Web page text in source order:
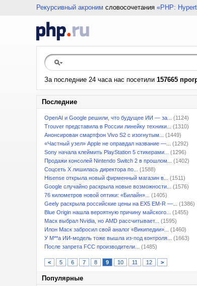
Рекурсивный акроним словосочетания «PHP:
За последние 24 часа нас посетили 157665
Последние
OpenAI и Google решили, что будущее ИИ — за...
(1124)
Trouver представила в России линейку техники...
(1310)
Анонсирован смартфон Vivo S2 с изогнутым...
(1449)
«Частный узел» Apple не оправдал название —...
(1292)
Sony начала клеймить PlayStation 5 стикерами...
(1296)
Продажи консолей Nintendo Switch 2 в прошлом...
(1402)
Соцсеть X лишилась директора по...
(1588)
Hisense открыла новый фирменный магазин в...
(1511)
Google случайно раскрыла новые возможности...
(1576)
76 километров новой оптики: «Билайн»...
(1405)
Geely раскрыла российские цены на EX5 EM-R —...
(1386)
Blue Origin нашла вероятную причину майского...
(1455)
Маск выбрал Nvidia, но AMD рассчитывает...
(1595)
Илон Маск забросил свой аналог «Википедии»...
(1460)
У M**a ИИ-модель тоже вышла из-под контроля...
(1663)
После запрета FCC производители...
(1485)
< 5 6 7 8 9 10 11 12 >
Популярные